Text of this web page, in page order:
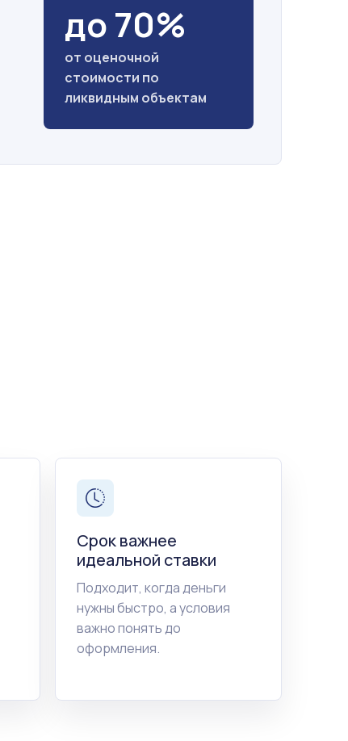
до 70%
от оценочной
стоимости по
ликвидным объектам
Срок важнее
идеальной ставки
Подходит, когда деньги
нужны быстро, а условия
важно понять до
оформления.